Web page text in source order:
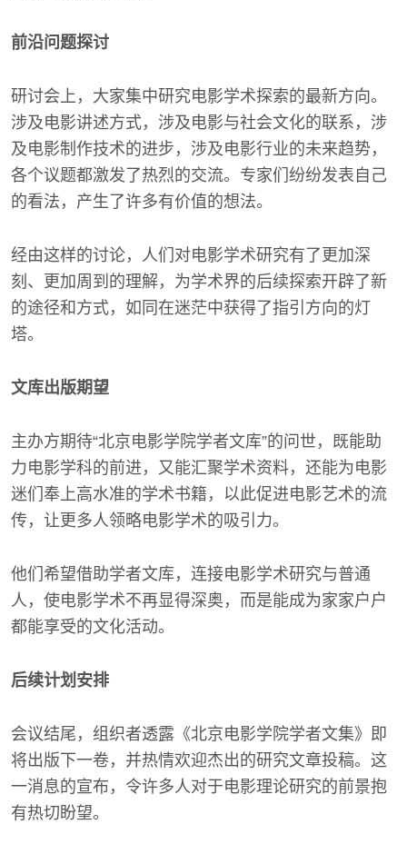
前沿问题探讨
研讨会上，大家集中研究电影学术探索的最新方向。
涉及电影讲述方式，涉及电影与社会文化的联系，涉
及电影制作技术的进步，涉及电影行业的未来趋势，
各个议题都激发了热烈的交流。专家们纷纷发表自己
的看法，产生了许多有价值的想法。
经由这样的讨论，人们对电影学术研究有了更加深
刻、更加周到的理解，为学术界的后续探索开辟了新
的途径和方式，如同在迷茫中获得了指引方向的灯
塔。
文库出版期望
主办方期待“北京电影学院学者文库”的问世，既能助
力电影学科的前进，又能汇聚学术资料，还能为电影
迷们奉上高水准的学术书籍，以此促进电影艺术的流
传，让更多人领略电影学术的吸引力。
他们希望借助学者文库，连接电影学术研究与普通
人，使电影学术不再显得深奥，而是能成为家家户户
都能享受的文化活动。
后续计划安排
会议结尾，组织者透露《北京电影学院学者文集》即
将出版下一卷，并热情欢迎杰出的研究文章投稿。这
一消息的宣布，令许多人对于电影理论研究的前景抱
有热切盼望。